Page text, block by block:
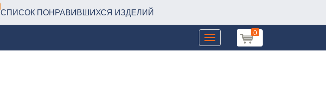
СПИСОК ПОНРАВИВШИХСЯ ИЗДЕЛИЙ
0
Toggle
navigation